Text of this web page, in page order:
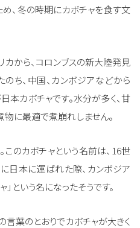
め、冬の時期にカボチャを食す文
カから、コロンブスの新大陸発見
のち、中国、カンボジアなどから
本カボチャです。水分が多く、甘
に最適で煮崩れしません。
このカボチャという名前は、16世
日本に運ばれた際、カンボジア
という名になったそうです。
言葉のとおりでカボチャが大きく